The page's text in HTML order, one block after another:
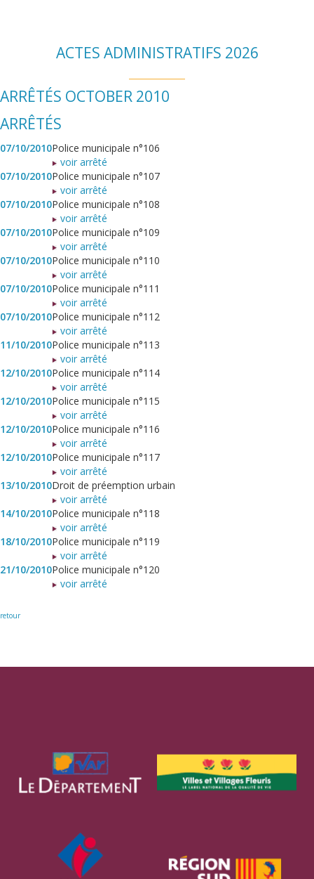
ACTES ADMINISTRATIFS 2026
ARRÊTÉS OCTOBER 2010
ARRÊTÉS
07/10/2010Police municipale n°106
voir arrêté
07/10/2010Police municipale n°107
voir arrêté
07/10/2010Police municipale n°108
voir arrêté
07/10/2010Police municipale n°109
voir arrêté
07/10/2010Police municipale n°110
voir arrêté
07/10/2010Police municipale n°111
voir arrêté
07/10/2010Police municipale n°112
voir arrêté
11/10/2010Police municipale n°113
voir arrêté
12/10/2010Police municipale n°114
voir arrêté
12/10/2010Police municipale n°115
voir arrêté
12/10/2010Police municipale n°116
voir arrêté
12/10/2010Police municipale n°117
voir arrêté
13/10/2010Droit de préemption urbain
voir arrêté
14/10/2010Police municipale n°118
voir arrêté
18/10/2010Police municipale n°119
voir arrêté
21/10/2010Police municipale n°120
voir arrêté
retour